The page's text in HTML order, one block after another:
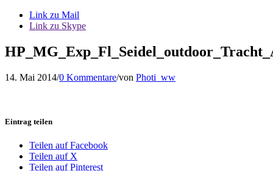
Link zu Mail
Link zu Skype
14. Mai 2014/0 Kommentare/von Photi_ww
Eintrag teilen
Teilen auf Facebook
Teilen auf X
Teilen auf Pinterest